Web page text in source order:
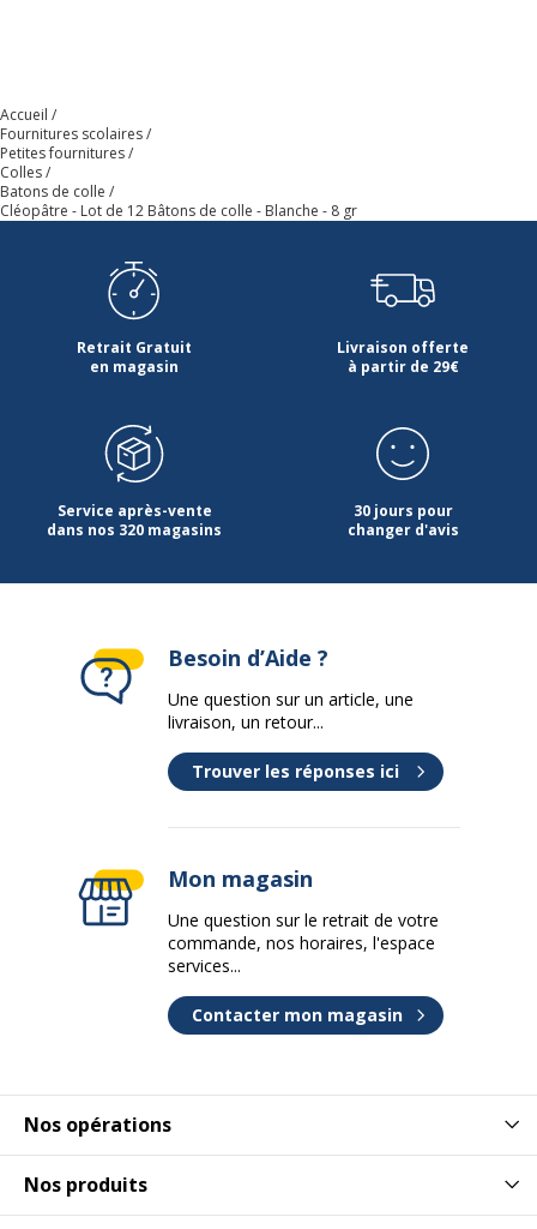
Accueil
Fournitures scolaires
Petites fournitures
Colles
Batons de colle
Cléopâtre - Lot de 12 Bâtons de colle - Blanche - 8 gr
Retrait Gratuit
en magasin
Livraison offerte
à partir de 29€
Service après-vente
dans nos 320 magasins
30 jours pour
changer d'avis
Nos opérations
Nos produits
Besoin d’Aide ?
Une question sur un article, une
livraison, un retour...
Trouver les réponses ici
Mon magasin
Une question sur le retrait de votre
commande, nos horaires, l'espace
services...
Contacter mon magasin